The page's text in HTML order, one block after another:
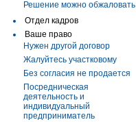
Решение можно обжаловать
Отдел кадров
Ваше право
Нужен другой договор
Жалуйтесь участковому
Без согласия не продается
Посредническая
деятельность и
индивидуальный
предприниматель